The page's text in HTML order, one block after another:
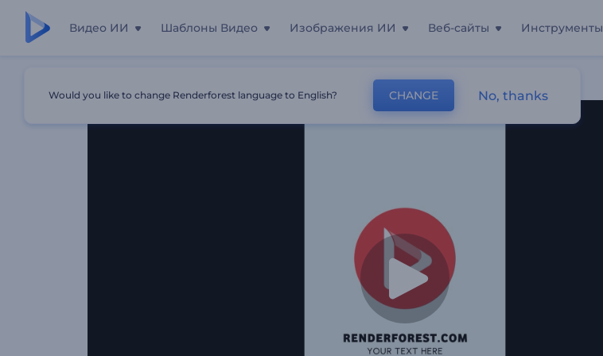
Видео ИИ Шаблоны Видео Изображения ИИ Веб-сайты Инструменты
Would you like to change Renderforest language to English? CHANGE No, thanks